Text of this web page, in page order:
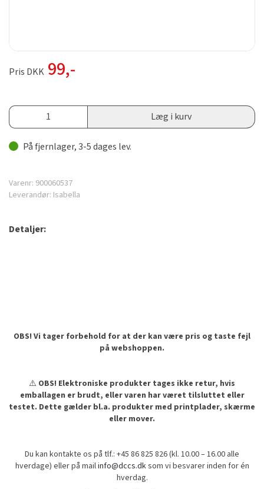
Pris DKK 99,-
Læg i kurv
På fjernlager, 3-5 dages lev.
Varenr: 900060537
Leverandør: Isabella
Detaljer:
OBS! Vi tager forbehold for at der kan være pris og taste fejl
på webshoppen.
⚠️ OBS! Elektroniske produkter tages ikke retur, hvis
emballagen er brudt, eller varen har været tilsluttet eller
testet. Dette gælder bl.a. produkter med printplader, skærme
eller mover.
Du kan kontakte os på tlf.: +45 86 825 826 (kl. 10.00 – 16.00 alle
hverdage) eller på mailinfo@dccs.dksom vi besvarer inden for én
hverdag.